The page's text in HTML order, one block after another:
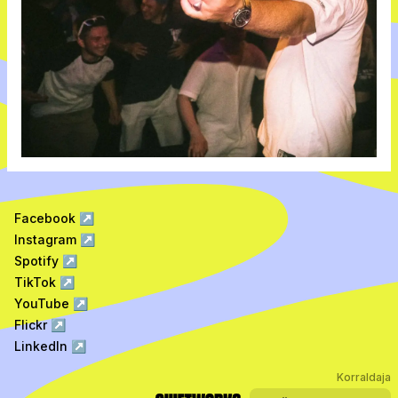
Facebook ↗
Instagram ↗
Spotify ↗
TikTok ↗
YouTube ↗
Flickr↗
LinkedIn ↗
Korraldaja